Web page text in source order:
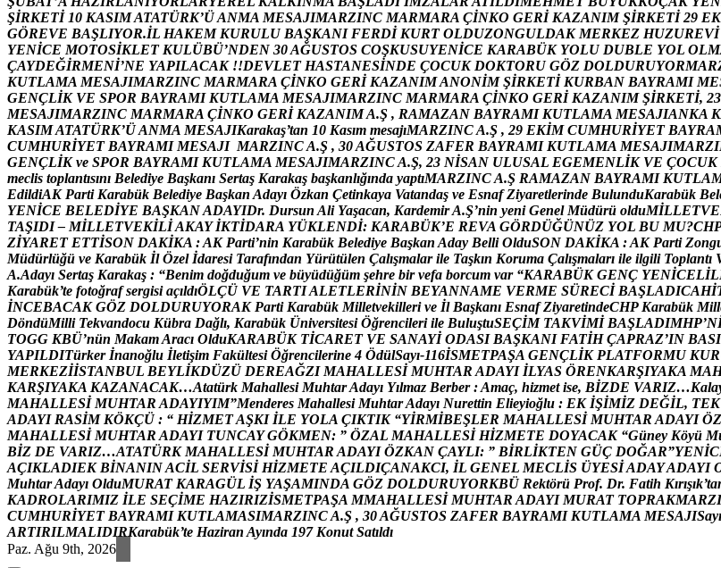
ŞİRKETİ 10 KASIMATATÜRK’ÜANMA MESAJIMARZINC MARMARA ÇİNKO GERİ KAZANIM ŞİRKETİ 29 EK
GÖREVE BAŞLIYOR.İL HAKEM KURULU BAŞKANI FERDİ KURT OLDUZONGULDAK MERKEZ HUZUREVİ
YENİCE MOTOSİKLET KULÜBÜ’NDEN 30AĞUSTOS COŞKUSUYENİCE KARABÜK YOLU DUBLE YOL OLM
ÇAYDEĞİRMENİ’NE YAPILACAK !!DEVLET HASTANESİNDE ÇOCUK DOKTORU GÖZ DOLDURUYORMAR
KUTLAMA MESAJIMARZINC MARMARA ÇİNKO GERİ KAZANIMANONİM ŞİRKETİ KURBAN BAYRAMI ME
GENÇLİK VE SPOR BAYRAMI KUTLAMA MESAJIMARZINC MARMARA ÇİNKO GERİ KAZANIM ŞİRKETİ, 23
MESAJIMARZINC MARMARA ÇİNKO GERİ KAZANIMA.Ş , RAMAZAN BAYRAMI KUTLAMA MESAJIANKA K
KASIMATATÜRK’ÜANMA MESAJIKarakaş’tan 10 Kasım mesajıMARZINCA.Ş , 29 EKİM CUMHURİYET BAYRA
CUMHURİYET BAYRAMI MESAJI MARZINCA.Ş , 30AĞUSTOS ZAFER BAYRAMI KUTLAMA MESAJIMARZI
GENÇLİK ve SPOR BAYRAMI KUTLAMA MESAJIMARZINCA.Ş, 23 NİSAN ULUSAL EGEMENLİK VE ÇOCUK
meclis toplantısını Belediye Başkanı Sertaş Karakaş başkanlığında yaptıMARZINCA.Ş RAMAZAN BAYRAMI KUTLA
EdildiAK Parti Karabük Belediye Başkan Adayı Özkan Çetinkaya Vatandaş ve Esnaf Ziyaretlerinde BulunduKarabük Bel
YENİCE BELEDİYE BAŞKANADAYIDr. Dursun Ali Yaşacan, KardemirA.Ş’nin yeni Genel Müdürü olduMİLLETVE
TAŞIDI – MİLLETVEKİLİAKAY İKTİDARA YÜKLENDİ: KARABÜK’E REVA GÖRDÜĞÜNÜZ YOL BU MU?CHP
ZİYARET ETTİSON DAKİKA :AK Parti’nin Karabük Belediye Başkan Aday Belli OlduSON DAKİKA :AK Parti Zong
Müdürlüğü ve Karabük İl Özel İdaresi Tarafından Yürütülen Çalışmalar ile Taşkın Koruma Çalışmaları ile ilgili Toplantı
A.Adayı Sertaş Karakaş : “Benim doğduğum ve büyüdüğüm şehre bir vefa borcum var “KARABÜK GENÇ YENİCELİL
Karabük’te fotoğraf sergisi açıldıÖLÇÜ VE TARTIALETLERİNİN BEYANNAME VERME SÜRECİ BAŞLADICAHİ
İNCEBACAK GÖZ DOLDURUYORAK Parti Karabük Milletvekilleri ve İl Başkanı Esnaf ZiyaretindeCHP Karabük Mill
DöndüMilli Tekvandocu Kübra Dağlı, Karabük Üniversitesi Öğrencileri ile BuluştuSEÇİM TAKVİMİ BAŞLADIMHP’N
TOGG KBÜ’nün MakamAracı OlduKARABÜK TİCARET VE SANAYİ ODASI BAŞKANI FATİH ÇAPRAZ’IN BASI
YAPILDITürker İnanoğlu İletişim Fakültesi Öğrencilerine 4 ÖdülSayı-116İSMETPAŞA GENÇLİK PLATFORMU KUR
MERKEZİİSTANBUL BEYLİKDÜZÜ DEREAĞZI MAHALLESİ MUHTAR ADAYI İLYAS ÖRENKARŞIYAKA MA
KARŞIYAKA KAZANACAK…Atatürk Mahallesi MuhtarAdayı Yılmaz Berber :Amaç, hizmet ise, BİZDE VARIZ…Kala
MAHALLESİ MUHTAR ADAYIYIM”Menderes Mahallesi MuhtarAdayı Nurettin Elieyioğlu : EK İŞİMİZ DEĞİL, TEK
ADAYI RASİM KÖKÇÜ : “ HİZMETAŞKI İLE YOLA ÇIKTIK “YİRMİBEŞLER MAHALLESİ MUHTAR ADAYI ÖZ
MAHALLESİ MUHTAR ADAYI TUNCAY GÖKMEN: ” ÖZAL MAHALLESİ HİZMETE DOYACAK “Güney Köyü M
BİZ DE VARIZ…ATATÜRK MAHALLESİ MUHTAR ADAYI ÖZKAN ÇAYLI: ” BİRLİKTEN GÜÇ DOĞAR”YENİC
AÇIKLADIEK BİNANINACİL SERVİSİ HİZMETE AÇILDIÇANAKCI, İL GENEL MECLİS ÜYESİADAYADAYI
MuhtarAdayı OlduMURAT KARAGÜL İŞ YAŞAMINDA GÖZ DOLDURUYORKBÜ Rektörü Prof. Dr. Fatih Kırışık’ta
KADROLARIMIZ İLE SEÇİME HAZIRIZİSMETPAŞA MMAHALLESİ MUHTAR ADAYI MURAT TOPRAKMARZI
CUMHURİYET BAYRAMI KUTLAMASIMARZINCA.Ş , 30AĞUSTOS ZAFER BAYRAMI KUTLAMA MESAJISayı
ARTIRILMALIDIRKarabük’te Haziran Ayında 197 Konut Satıldı
Paz. Ağu 9th, 2026